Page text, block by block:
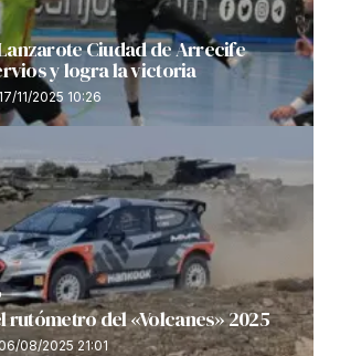
Ciudad de Arrecife
y logra la victoria
17/11/2025 10:26
rutómetro del «Volcanes» 2025
08/2025 21:01